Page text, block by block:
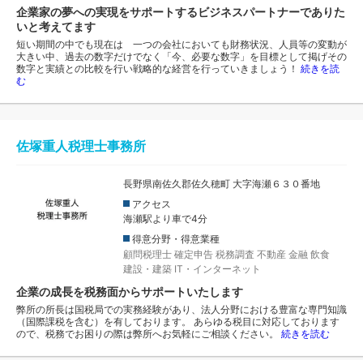
企業家の夢への実現をサポートするビジネスパートナーでありた
いと考えてます
短い期間の中でも現在は 一つの会社においても財務状況、人員等の変動が
大きい中、過去の数字だけでなく「今、必要な数字」を目標として掲げその
数字と実績との比較を行い戦略的な経営を行っていきましょう！ 続きを読
む
佐塚重人税理士事務所
長野県南佐久郡佐久穂町 大字海瀬６３０番地
アクセス
海瀬駅より車で4分
得意分野・得意業種
顧問税理士 確定申告 税務調査 不動産 金融 飲食
建設・建築 IT・インターネット
企業の成長を税務面からサポートいたします
弊所の所長は国税局での実務経験があり、法人分野における豊富な専門知識
（国際課税を含む）を有しております。 あらゆる税目に対応しております
ので、税務でお困りの際は弊所へお気軽にご相談ください。 続きを読む